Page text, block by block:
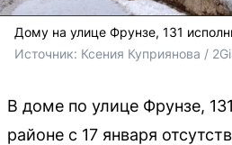
Дому на улице Фрунзе, 131
Источник: Ксения Куприянова /
В доме по улице Фрунзе,
районе с 17 января